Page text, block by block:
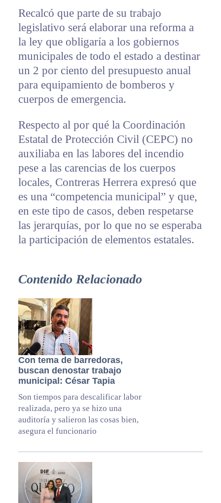
Recalcó que parte de su trabajo
legislativo será elaborar una reforma a
la ley que obligaría a los gobiernos
municipales de todo el estado a destinar
un 2 por ciento del presupuesto anual
para equipamiento de bomberos y
cuerpos de emergencia.
Respecto al por qué la Coordinación
Estatal de Protección Civil (CEPC) no
auxiliaba en las labores del incendio
pese a las carencias de los cuerpos
locales, Contreras Herrera expresó que
es una “competencia municipal” y que,
en este tipo de casos, deben respetarse
las jerarquías, por lo que no se esperaba
la participación de elementos estatales.
Contenido Relacionado
Con tema de barredoras,
buscan denostar trabajo
municipal: César Tapia
Son tiempos para descalificar labor
realizada, pero ya se hizo una
auditoría y salieron las cosas bien,
asegura el funcionario